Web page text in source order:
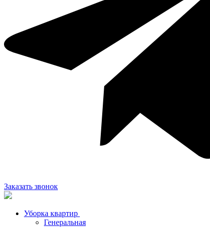
Заказать звонок
Уборка квартир
Генеральная